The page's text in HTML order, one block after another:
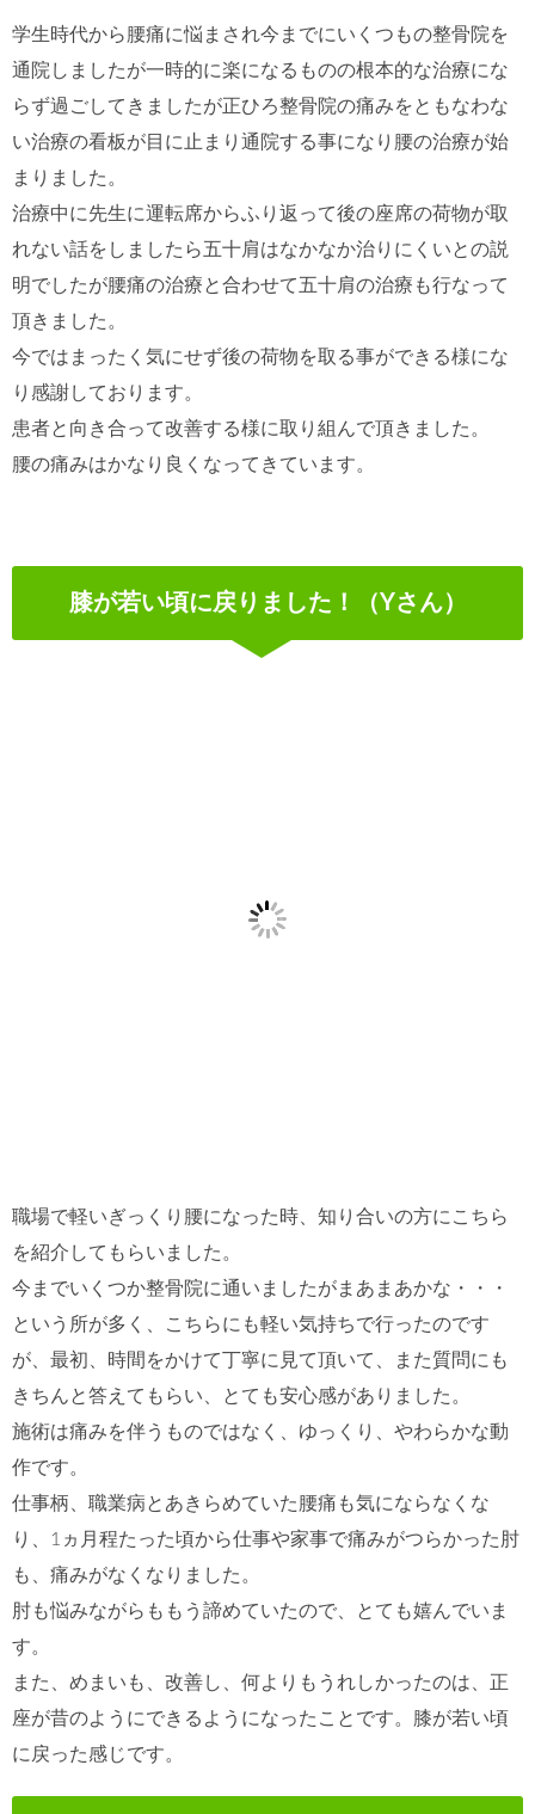
学生時代から腰痛に悩まされ今までにいくつもの整骨院を
通院しましたが一時的に楽になるものの根本的な治療にな
らず過ごしてきましたが正ひろ整骨院の痛みをともなわな
い治療の看板が目に止まり通院する事になり腰の治療が始
まりました。
治療中に先生に運転席からふり返って後の座席の荷物が取
れない話をしましたら五十肩はなかなか治りにくいとの説
明でしたが腰痛の治療と合わせて五十肩の治療も行なって
頂きました。
今ではまったく気にせず後の荷物を取る事ができる様にな
り感謝しております。
患者と向き合って改善する様に取り組んで頂きました。
腰の痛みはかなり良くなってきています。
膝が若い頃に戻りました！（Yさん）
職場で軽いぎっくり腰になった時、知り合いの方にこちら
を紹介してもらいました。
今までいくつか整骨院に通いましたがまあまあかな・・・
という所が多く、こちらにも軽い気持ちで行ったのです
が、最初、時間をかけて丁寧に見て頂いて、また質問にも
きちんと答えてもらい、とても安心感がありました。
施術は痛みを伴うものではなく、ゆっくり、やわらかな動
作です。
仕事柄、職業病とあきらめていた腰痛も気にならなくな
り、1ヵ月程たった頃から仕事や家事で痛みがつらかった肘
も、痛みがなくなりました。
肘も悩みながらももう諦めていたので、とても嬉んでいま
す。
また、めまいも、改善し、何よりもうれしかったのは、正
座が昔のようにできるようになったことです。膝が若い頃
に戻った感じです。